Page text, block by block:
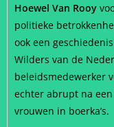
Hoewel Van Rooy
politieke
ook een
Wilders van de
beleidsmedewerker
echter abrupt na
vrouwen in boerka’s.